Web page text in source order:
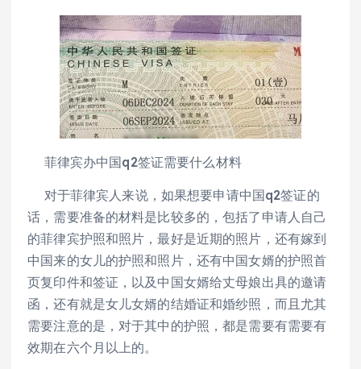
菲律宾办中国q2签证需要什么材料
对于菲律宾人来说，如果想要申请中国q2签证的
话，需要准备的材料是比较多的，包括了申请人自己
的菲律宾护照和照片，最好是近期的照片，还有嫁到
中国来的女儿的护照和照片，还有中国女婿的护照首
页复印件和签证，以及中国女婿给丈母娘出具的邀请
函，还有就是女儿女婿的结婚证和婚纱照，而且尤其
需要注意的是，对于其中的护照，都是需要有需要有
效期在六个月以上的。